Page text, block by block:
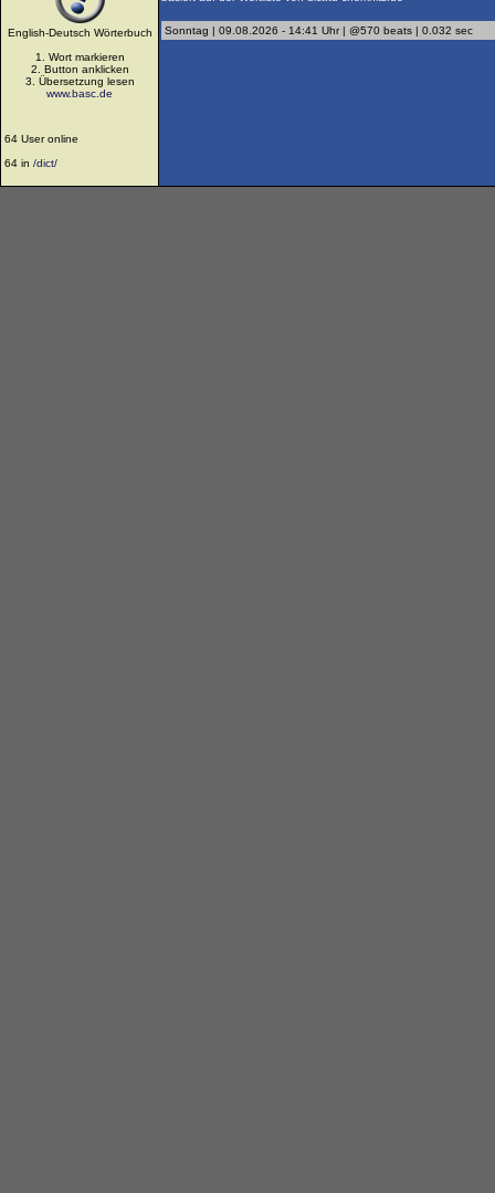
English-Deutsch Wörterbuch
1. Wort markieren
2. Button anklicken
3. Übersetzung lesen
www.basc.de
64 User online
64 in /dict/
Sonntag | 09.08.2026 - 14:41 Uhr | @570 beats | 0.032 sec